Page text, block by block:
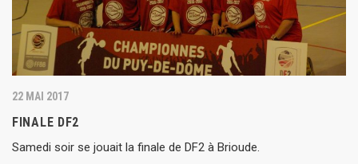
22 MAI 2017
FINALE DF2
Samedi soir se jouait la finale de DF2 à Brioude.